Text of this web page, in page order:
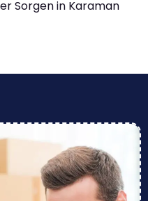
Sorgen in Karaman